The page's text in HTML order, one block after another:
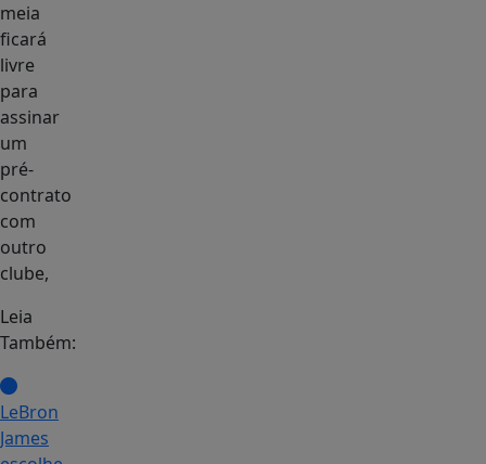
meia
ficará
livre
para
assinar
um
pré-
contrato
com
outro
clube,
Leia
Também:
LeBron
James